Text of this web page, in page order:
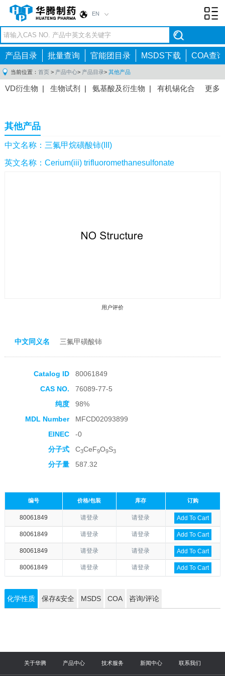
EN
产品目录 批量查询 官能团目录 MSDS下载 COA查询
当前位置： 首页 > 产品中心> 产品目录> 其他产品
更多
VD衍生物 | 生物试剂 | 氨基酸及衍生物 | 有机锡化合
间体|抗高血压药物中间体
感染药物中间体
体 |抗精神病药物中间体| 抗炎药物中间体
药中间体|其他原料药中间体|
其他产品
中文名称：三氟甲烷磺酸铈(III)
英文名称：Cerium(iii) trifluoromethanesulfonate
用户评价
中文同义名 三氟甲磺酸铈
Catalog ID
80061849
CAS NO.
76089-77-5
纯度
98%
MDL Number
MFCD02093899
EINEC
-0
分子式
C3CeF9O9S3
分子量 587.32
编号 价格/包装 库存 订购
80061849 请登录 请登录 Add To Cart
80061849 请登录 请登录 Add To Cart
80061849 请登录 请登录 Add To Cart
80061849 请登录 请登录 Add To Cart
化学性质 保存&安全 MSDS COA 咨询/评论
关于华腾 产品中心 技术服务 新闻中心 联系我们